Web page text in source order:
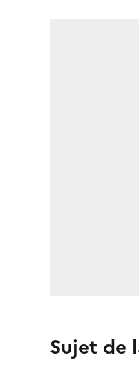
Sujet de